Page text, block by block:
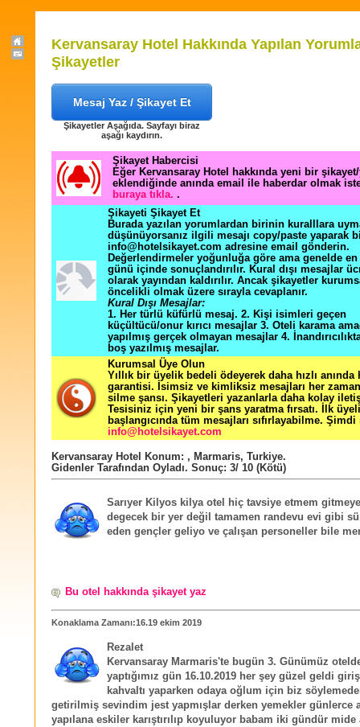
Kervansaray Hotel Hakkında Yapılan
Şikayetler
Mesaj Yaz / Şikayet Et
Şikayetler Aşağıda. Sayfayı biraz
aşağı kaydırın.
Şikayet Habercisi
Eğer Kervansaray Hotel hakkında yeni bir
eklendiğinde anında email ile haberdar olmak
buraya tıkla. .
Şikayeti Şikayet Et
Burada yazılan yorumlardan birinin kuralllara
düşünüyorsanız ilgili mesajı copy/paste yaparak
info@hotelsikayet.com adresine email gönderin.
Değerlendirmeler yoğunluğa göre ama genelde
günü içinde sonuçlandırılır. Kural dışı mesajlar
olarak yayından kaldırılır. Ancak şikayetler
öncelikli olmak üzere sırayla cevaplanır.
Kural Dışı Mesajlar:
1. Her türlü küfürlü mesaj. 2. Kişi isimleri geçen
küçültücü/onur kırıcı mesajlar 3. Oteli karama
yapılmış gerçek olmayan mesajlar 4.
boş yazılmış mesajlar.
Kurumsal Üye Olun
Yıllık bir üyelik bedeli ödeyerek daha hızlı
garantisi. İsimsiz ve kimliksiz mesajları her zaman
silme şansı. Şikayetleri yazanlarla daha kolay
Tesisiniz için yeni bir şans yaratma fırsatı. İlk
başlangıcında tüm mesajları sıfırlayabilme. Şimdi
info@hotelsikayet.com
Kervansaray Hotel Konum: , Marmaris, Turkiye.
Gidenler Tarafından Oyladı. Sonuç: 3/ 10 (Kötü)
Sarıyer Kilyos kilya otel hiç tavsiye etmem
degecek bir yer değil tamamen randevu evi gibi
eden gençler geliyo ve çalışan personeller bile
Bu otel hakkında şikayet yaz
Konaklama Zamanı:16.19 ekim 2019
Rezalet
Kervansaray Marmaris'te bugün 3. Günümüz
yaptığımız gün 16.10.2019 her şey güzel geldi
kahvaltı yaparken odaya oğlum için biz
getirilmiş sevindim jest yapmışlar derken yemekler günlerce
yapılana eskiler karıştırılıp koyuluyor babam iki gündür mide